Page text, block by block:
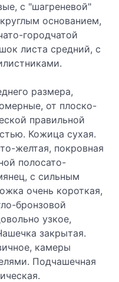
с "шагреневой"
основанием,
городчатой
листа средний, с
размера,
от плоско-
правильной
Кожица сухая.
желтая, покровная
полосато-
с сильным
очень короткая,
бронзовой
узкое,
закрытая.
камеры
Подчашечная